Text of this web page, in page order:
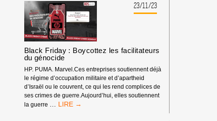
PUMA
EST
CONTRAINT
D’ABANDONNER
SON
PARRAINAGE
DE
FÉDÉRATION
ISRAÉLIENNE
DE
FOOTBALL
23/11/23
Black Friday : Boycottez les facilitateurs
du génocide
HP. PUMA. Marvel.Ces entreprises soutiennent déjà
le régime d’occupation militaire et d’apartheid
d’Israël ou le couvrent, ce qui les rend complices de
ses crimes de guerre.Aujourd’hui, elles soutiennent
la guerre
BLACK